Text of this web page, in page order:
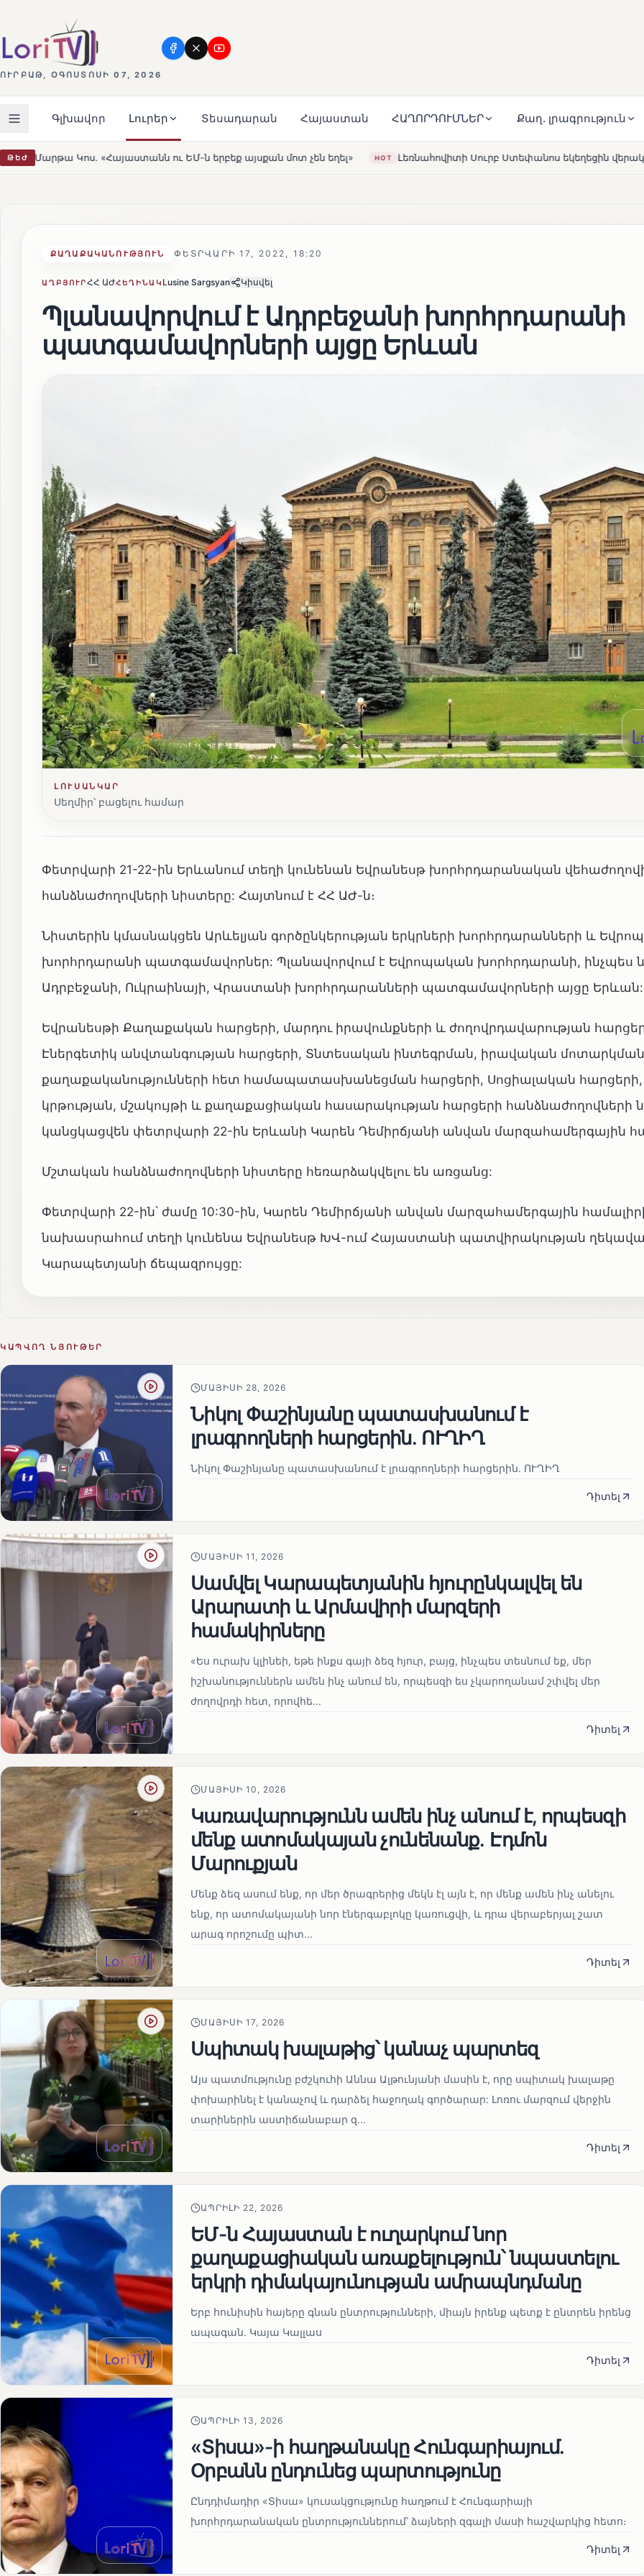
ՈՒՐԲԱԹ, ՕԳՈՍՏՈՍԻ 07, 2026
Գլխավոր Լուրեր Տեսադարան Հայաստան ՀԱՂՈՐԴՈՒՄՆԵՐ Քաղ. լրագրություն
ԹԵԺ ու ԵՄ-ն երբեք այսքան մոտ չեն եղել» HOT Լեռնահովիտի Սուրբ Ստեփանոս եկեղեցին վերակառուցվել է
ՔԱՂԱՔԱԿԱՆՈՒԹՅՈՒՆ ՓԵՏՐՎԱՐԻ 17, 2022, 18:20
ԱՂԲՅՈՒՐՀՀ ԱԺՀԵՂԻՆԱԿ Lusine Sargsyan Կիսվել
Պլանավորվում է Ադրբեջանի խորհրդարանի
պատգամավորների այցը Երևան
ԼՈՒՍԱՆԿԱՐ
Սեղմիր՝ բացելու համար
Փետրվարի 21-22-ին Երևանում տեղի կունենան Եվրանեսթ խորհրդարանական վեհաժողովի
հանձնաժողովների նիստերը: Հայտնում է ՀՀ ԱԺ-ն։
Նիստերին կմասնակցեն Արևելյան գործընկերության երկրների խորհրդարանների և
խորհրդարանի պատգամավորներ: Պլանավորվում է Եվրոպական խորհրդարանի, ինչպես
Ադրբեջանի, Ուկրաինայի, Վրաստանի խորհրդարանների պատգամավորների այցը Երևան:
Եվրանեսթի Քաղաքական հարցերի, մարդու իրավունքների և ժողովրդավարության
Էներգետիկ անվտանգության հարցերի, Տնտեսական ինտեգրման, իրավական
քաղաքականությունների հետ համապատասխանեցման հարցերի, Սոցիալական հարցերի,
կրթության, մշակույթի և քաղաքացիական հասարակության հարցերի հանձնաժողովների
կանցկացվեն փետրվարի 22-ին Երևանի Կարեն Դեմիրճյանի անվան մարզահամերգային
Մշտական հանձնաժողովների նիստերը հեռարձակվելու են առցանց:
Փետրվարի 22-ին՝ ժամը 10:30-ին, Կարեն Դեմիրճյանի անվան մարզահամերգային
նախասրահում տեղի կունենա Եվրանեսթ ԽՎ-ում Հայաստանի պատվիրակության
Կարապետյանի ճեպազրույցը:
ԿԱՊՎՈՂ ՆՅՈՒԹԵՐ
ՄԱՅԻՍԻ 28, 2026
Նիկոլ Փաշինյանը պատասխանում է
լրագրողների հարցերին․ ՈՒՂԻՂ
Նիկոլ Փաշինյանը պատասխանում է լրագրողների հարցերին․ ՈՒՂԻՂ
Դիտել
ՄԱՅԻՍԻ 11, 2026
Սամվել Կարապետյանին հյուրընկալվել են
Արարատի և Արմավիրի մարզերի
համակիրները
«Ես ուրախ կլինեի, եթե ինքս գայի ձեզ հյուր, բայց, ինչպես տեսնում եք, մեր
իշխանություններն ամեն ինչ անում են, որպեսզի ես չկարողանամ շփվել մեր
ժողովրդի հետ, որովհե...
Դիտել
ՄԱՅԻՍԻ 10, 2026
Կառավարությունն ամեն ինչ անում է, որպեսզի
մենք ատոմակայան չունենանք․ Էդմոն
Մարուքյան
Մենք ձեզ ասում ենք, որ մեր ծրագրերից մեկն էլ այն է, որ մենք ամեն ինչ անելու
ենք, որ ատոմակայանի նոր էներգաբլոկը կառուցվի, և դրա վերաբերյալ շատ
արագ որոշումը պիտ...
Դիտել
ՄԱՅԻՍԻ 17, 2026
Սպիտակ խալաթից՝ կանաչ պարտեզ
Այս պատմությունը բժշկուհի Աննա Ալթունյանի մասին է, որը սպիտակ խալաթը
փոխարինել է կանաչով և դարձել հաջողակ գործարար: Լոռու մարզում վերջին
տարիներին աստիճանաբար զ...
Դիտել
ԱՊՐԻԼԻ 22, 2026
ԵՄ-ն Հայաստան է ուղարկում նոր
քաղաքացիական առաքելություն՝ նպաստելու
երկրի դիմակայունության ամրապնդմանը
Երբ հունիսին հայերը գնան ընտրությունների, միայն իրենք պետք է ընտրեն իրենց
ապագան. Կայա Կալլաս
Դիտել
ԱՊՐԻԼԻ 13, 2026
«Տիսա»-ի հաղթանակը Հունգարիայում․
Օրբանն ընդունեց պարտությունը
Ընդդիմադիր «Տիսա» կուսակցությունը հաղթում է Հունգարիայի
խորհրդարանական ընտրություններում՝ ձայների զգալի մասի հաշվարկից հետո։
Դիտել